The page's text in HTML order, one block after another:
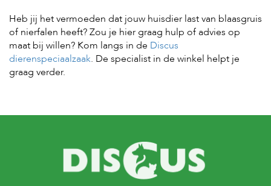
Heb jij het vermoeden dat jouw huisdier last van blaasgruis
of nierfalen heeft? Zou je hier graag hulp of advies op
maat bij willen? Kom langs in de Discus
dierenspeciaalzaak. De specialist in de winkel helpt je
graag verder.